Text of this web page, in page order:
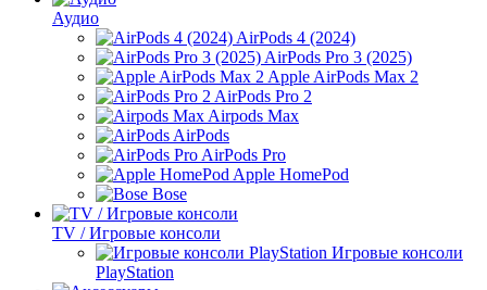
Аудио
AirPods 4 (2024)
AirPods Pro 3 (2025)
Apple AirPods Max 2
AirPods Pro 2
Airpods Max
AirPods
AirPods Pro
Apple HomePod
Bose
TV / Игровые консоли
Игровые консоли
PlayStation